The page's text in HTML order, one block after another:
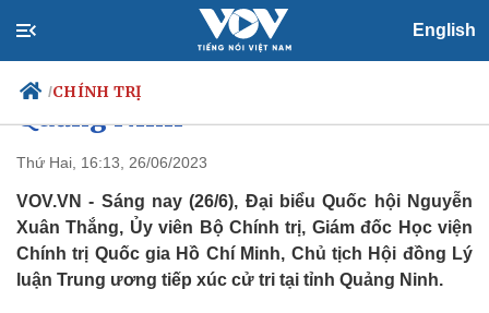
English
/CHÍNH TRỊ
Chính trị
Đảng
Tổ chức nhân sự
Quốc hội
Xã hội
Tin 24h
Dự báo thời tiết
Giáo dục
Uỷ viên Bộ Chính trị Nguyễn
Xuân Thắng tiếp xúc cử tri
Quảng Ninh
Thứ Hai, 16:13, 26/06/2023
VOV.VN - Sáng nay (26/6), Đại biểu Quốc hội Nguyễn
Xuân Thắng, Ủy viên Bộ Chính trị, Giám đốc Học viện
Chính trị Quốc gia Hồ Chí Minh, Chủ tịch Hội đồng Lý
luận Trung ương tiếp xúc cử tri tại tỉnh Quảng Ninh.